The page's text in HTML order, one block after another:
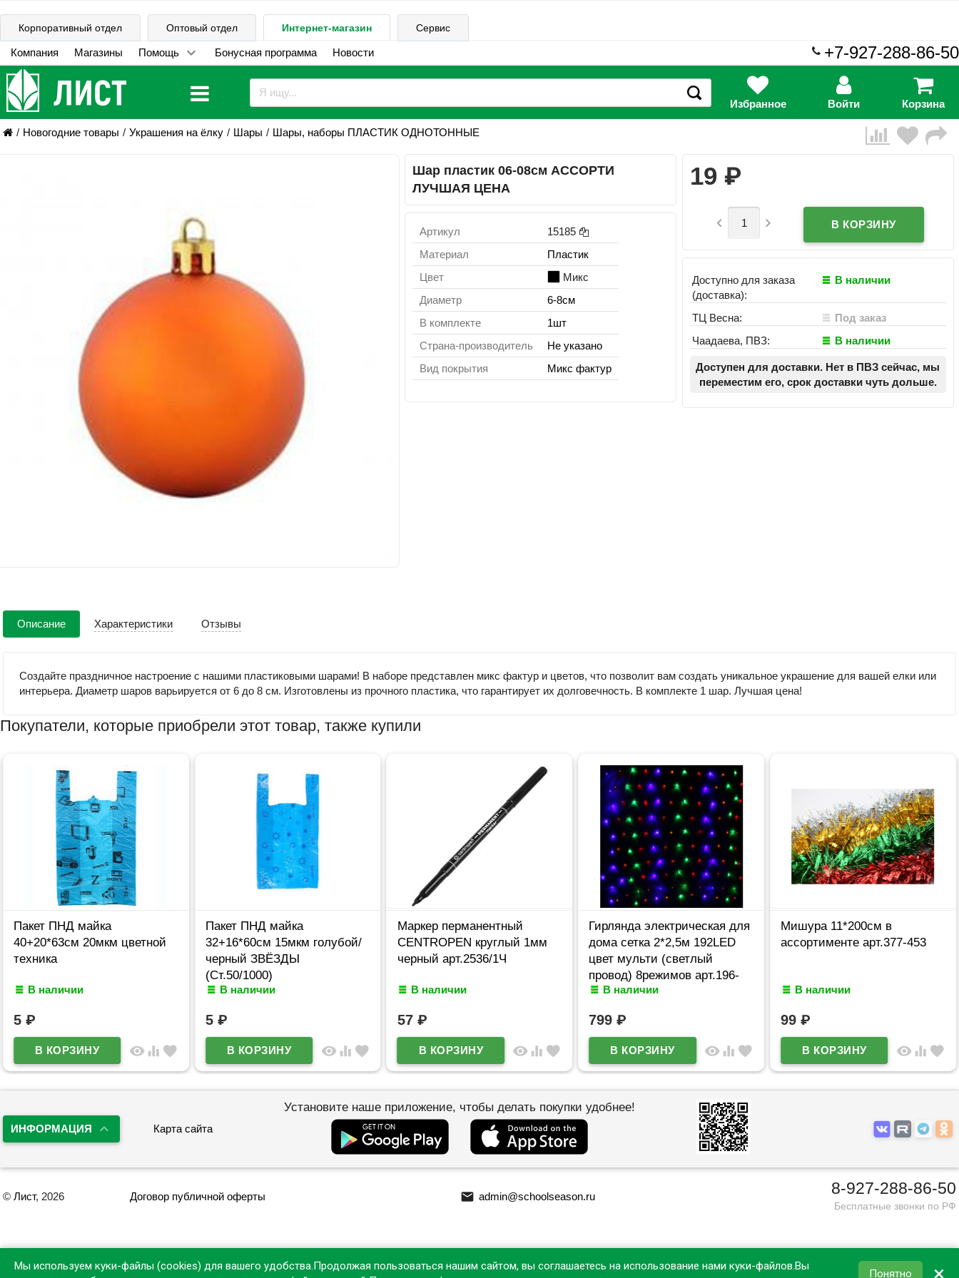
Корпоративный отдел Оптовый отдел Интернет-магазин Сервис
Компания Магазины Помощь Бонусная программа Новости +7-927-288-86-50
Избранное Войти Корзина
Новогодние товары Украшения на ёлку Шары Шары, наборы ПЛАСТИК ОДНОТОННЫЕ
Шар пластик 06-08см АССОРТИ
ЛУЧШАЯ ЦЕНА
Артикул
15185
Материал
Пластик
Цвет
Микс
Диаметр
6-8см
В комплекте
1шт
Страна-производитель
Не указано
Вид покрытия
Микс фактур
19 ₽
 
Доступно для заказа
(доставка):
В наличии
ТЦ Весна:
Под заказ
Чаадаева, ПВЗ:
В наличии
Доступен для доставки. Нет в ПВЗ сейчас, мы
переместим его, срок доставки чуть дольше.
Описание Характеристики Отзывы
Создайте праздничное настроение с нашими пластиковыми шарами! В наборе представлен микс фактур и цветов, что позволит вам создать уникальное украшение для вашей елки или
интерьера. Диаметр шаров варьируется от 6 до 8 см. Изготовлены из прочного пластика, что гарантирует их долговечность. В комплекте 1 шар. Лучшая цена!
Покупатели, которые приобрели этот товар, также купили
Пакет ПНД майка
40+20*63см 20мкм цветной
техника
В наличии
5 ₽
visibility equalizer favorite
Пакет ПНД майка
32+16*60см 15мкм голубой/
черный ЗВЁЗДЫ
(Ст.50/1000)
В наличии
5 ₽
visibility equalizer favorite
Маркер перманентный
CENTROPEN круглый 1мм
черный арт.2536/1Ч
В наличии
57 ₽
visibility equalizer favorite
Гирлянда электрическая для
дома сетка 2*2,5м 192LED
цвет мульти (светлый
провод) 8режимов арт.196-
098В наличии
799₽
visibility equalizer favorite
Мишура 11*200см в
ассортименте арт.377-453
В наличии
99₽
visibility equalizer favorite
ИНФОРМАЦИЯ Карта сайта
Установите наше приложение, чтобы делать покупки удобнее!
© Лист, 2026 Договор публичной оферты email admin@schoolseason.ru 8-927-288-86-50
Бесплатные звонки по РФ
Мы используем куки-файлы (cookies) для вашего удобства.Продолжая пользоваться нашим сайтом, вы соглашаетесь на использование нами куки-файлов.Вы
Понятно